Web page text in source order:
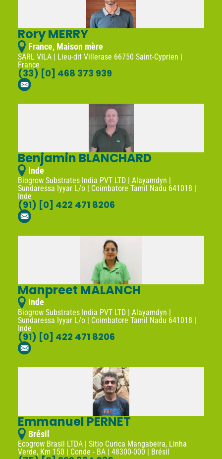
Rory MERRY
France, Maison mère
SARL VILA | Lieu-dit Villerase 66750 Saint-Cyprien |
France
(33) [0] 468 373 939
Benjamin BLANCHARD
Inde
Biogrow Substrates India PVT LTD | Alayamdyn |
Sundaressa Iyyar L/o | Coimbatore Tamil Nadu 641018 |
Inde
(91) [0] 422 471 8206
Manpreet MALANCH
Inde
Biogrow Substrates India PVT LTD | Alayamdyn |
Sundaressa Iyyar L/o | Coimbatore Tamil Nadu 641018 |
Inde
(91) [0] 422 471 8206
Emmanuel PERNET
Brésil
Ecogrow Brasil LTDA | Sitio Curica Mangabeira, Linha
Verde, Km 150 | Conde - BA | 48300-000 | Brésil